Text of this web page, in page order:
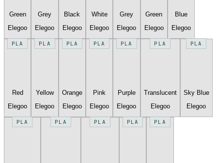
Green
Elegoo
Grey
Elegoo
Black
Elegoo
White
Elegoo
Grey
Elegoo
Green
Elegoo
Blue
Elegoo
PLA
Red
Elegoo
PLA
Yellow
Elegoo
PLA
Orange
Elegoo
PLA
Pink
Elegoo
PLA
Purple
Elegoo
PLA
Translucent
Elegoo
PLA
Sky Blue
Elegoo
PLA PLA PLA PLA PLA